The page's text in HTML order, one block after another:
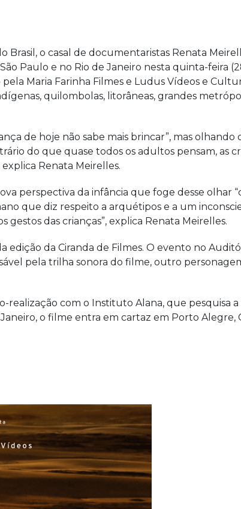
o casal de documentaristas Renata
Paulo e no Rio de Janeiro nesta quinta-feira
Maria Farinha Filmes e Ludus Vídeos e
quilombolas, litorâneas, grandes
de hoje não sabe mais brincar”, mas olhando
do que quase todos os adultos pensam, as
Renata Meirelles.
perspectiva da infância que foge desse olhar
que diz respeito a arquétipos e a um
das crianças”, explica Renata Meirelles.
da Ciranda de Filmes. O evento no
pela trilha sonora do filme, outro
com o Instituto Alana, que pesquisa
o filme entra em cartaz em Porto Alegre,